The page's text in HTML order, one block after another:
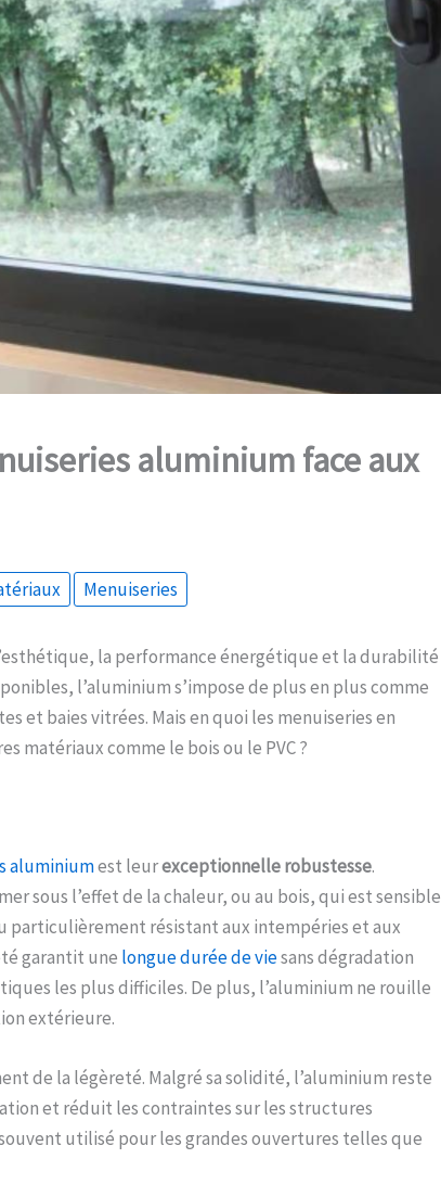
aluminium face aux
Menuiseries
la performance énergétique et la durabilité
l’aluminium s’impose de plus en plus comme
et baies vitrées. Mais en quoi les menuiseries en
matériaux comme le bois ou le PVC ?
aluminiumest leurexceptionnelle robustesse.
sous l’effet de la chaleur, ou au bois, qui est sensible
particulièrement résistant aux intempéries et aux
garantit une longue durée de viesans dégradation
les plus difficiles. De plus, l’aluminium ne rouille
extérieure.
de la légèreté. Malgré sa solidité, l’aluminium reste
et réduit les contraintes sur les structures
utilisé pour les grandes ouvertures telles que